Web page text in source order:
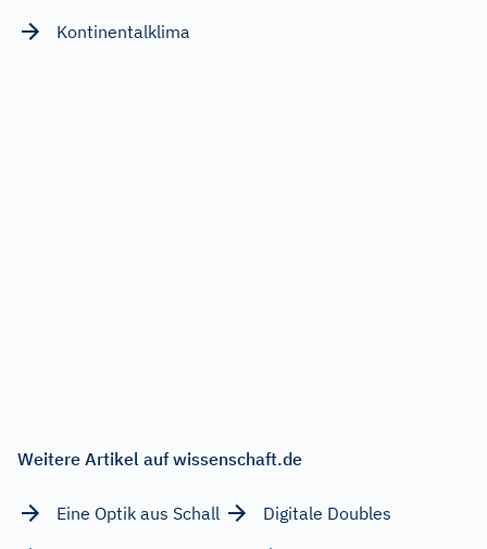
Kontinentalklima
Weitere Artikel auf wissenschaft.de
Eine Optik aus Schall
Digitale Doubles